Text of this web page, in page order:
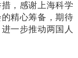
，感谢上海科学
精心筹备，期待
一步推动两国人